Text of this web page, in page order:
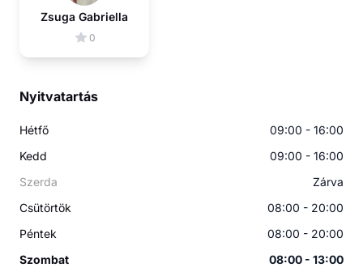
Zsuga Gabriella
0
Nyitvatartás
Hétfő
09:00 - 16:00
Kedd
09:00 - 16:00
Szerda
Zárva
Csütörtök
08:00 - 20:00
Péntek
08:00 - 20:00
Szombat
08:00 - 13:00